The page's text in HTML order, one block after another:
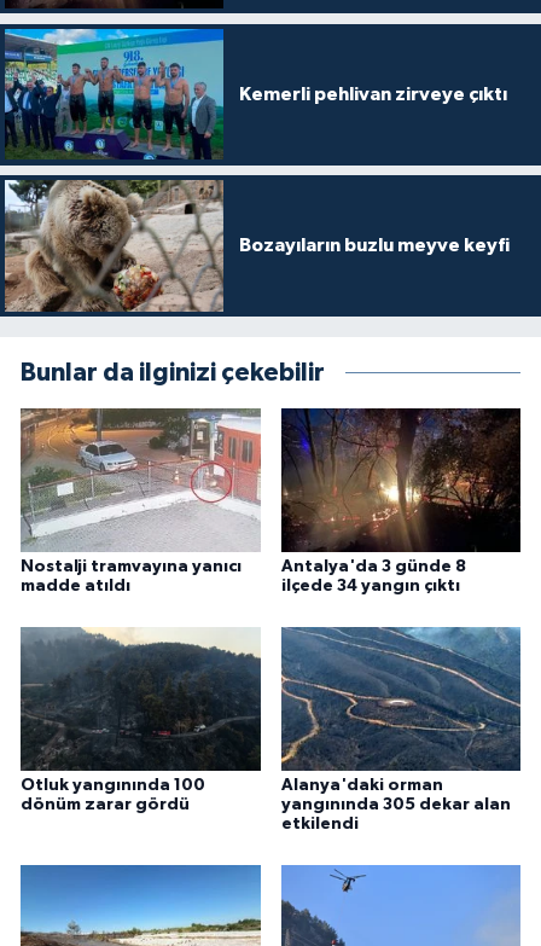
Kemerli pehlivan zirveye çıktı
Bozayıların buzlu meyve keyfi
Bunlar da ilginizi çekebilir
Nostalji tramvayına yanıcı
madde atıldı
Antalya'da 3 günde 8
ilçede 34 yangın çıktı
Otluk yangınında 100
dönüm zarar gördü
Alanya'daki orman
yangınında 305 dekar alan
etkilendi